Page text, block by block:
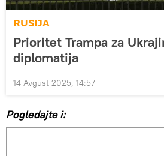
RUSIJA
Prioritet Trampa za
diplomatija
14 Avgust 2025, 14:57
Pogledajte i: